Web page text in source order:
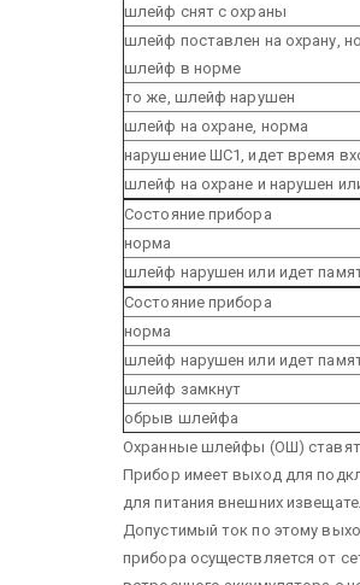
шлейф снят с охраны
шлейф поставлен на охрану,
шлейф в норме
то же, шлейф нарушен
шлейф на охране, норма
нарушение ШС1, идет время
шлейф на охране и нарушен
Состояние прибора
норма
шлейф нарушен или идет
Состояние прибора
норма
шлейф нарушен или идет
шлейф замкнут
обрыв шлейфа
Охранные шлейфы (ОШ)
Прибор имеет выход для
для питания внешних
Допустимый ток по этому
прибора осуществляется от